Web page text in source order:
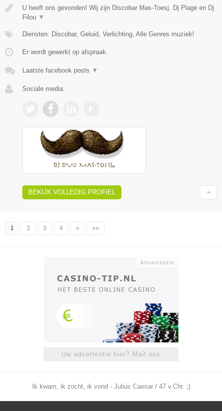
U heeft ons gevonden! Wij zijn Discobar Mas-Toesj. Dj Plage en Dj
Filou ▼
Diensten: Discobar, Geluid, Verlichting, Alle Genres muziek!
Er wordt gewerkt op afspraak.
Laatste facebook posts ▼
Sociale media:
BEKIJK VOLLEDIG PROFIEL
1 2 3 4 » »»
Uw advertentie hier? Mail ons
Ik kwam, ik zocht, ik vond - Julius Caesar / 47 v.Chr. ;)